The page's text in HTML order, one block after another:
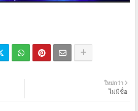
ใหม่กว่า
ไม่มีชื่อ